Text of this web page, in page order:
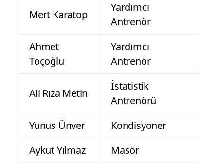
Mert Karatop
Yardımcı
Antrenör
Ahmet
Toçoğlu
Yardımcı
Antrenör
Ali Rıza Metin
İstatistik
Antrenörü
Yunus Ünver
Kondisyoner
Aykut Yılmaz
Masör